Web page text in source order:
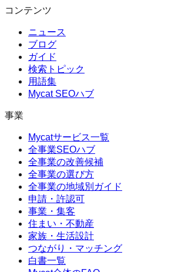
コンテンツ
ニュース
ブログ
ガイド
検索トピック
用語集
Mycat SEOハブ
事業
Mycatサービス一覧
全事業SEOハブ
全事業の改善候補
全事業の選び方
全事業の地域別ガイド
申請・許認可
事業・集客
住まい・不動産
家族・生活設計
つながり・マッチング
白書一覧